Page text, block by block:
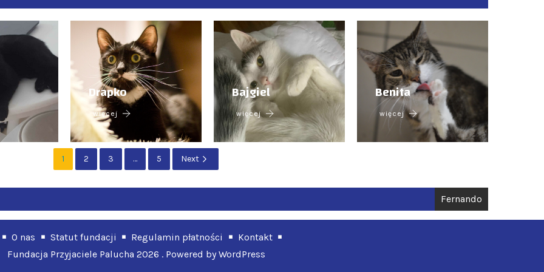
Drapko
więcej
Bajgiel
więcej
Benita
więcej
1 2 3 … 5 Next
Fernando
O nas Statut fundacji Regulamin płatności
Kontakt
Fundacja Przyjaciele Palucha 2026 . Powered by WordPress